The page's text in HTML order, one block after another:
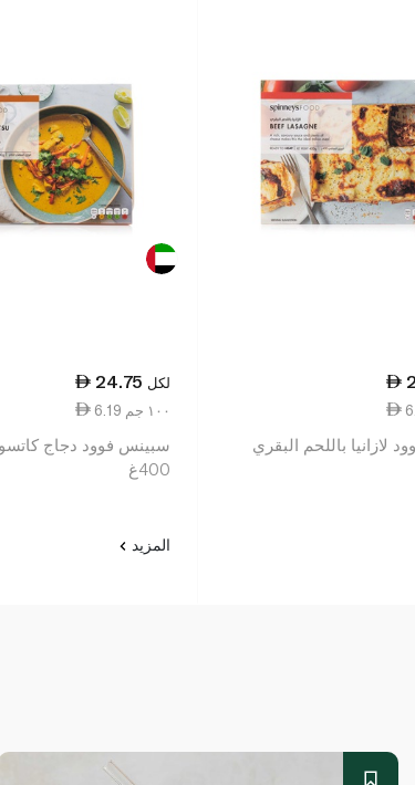
لازانيا باللحم البقري
24.75 لكل
6.19 ١٠٠ جم
سبينس فوود دجاج كاتسو
400غ
المزيد